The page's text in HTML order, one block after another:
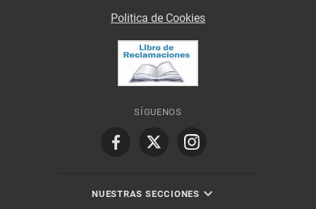
Politica de Cookies
SÍGUENOS
NUESTRAS SECCIONES